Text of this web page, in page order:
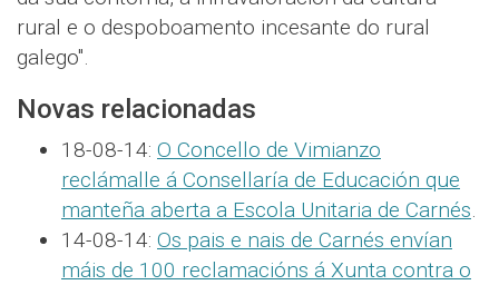
rural e o despoboamento incesante do rural
galego".
Novas relacionadas
18-08-14: O Concello de Vimianzo
reclámalle á Consellaría de Educación que
manteña aberta a Escola Unitaria de Carnés
14-08-14: Os pais e nais de Carnés envían
máis de 100 reclamacións á Xunta contra o